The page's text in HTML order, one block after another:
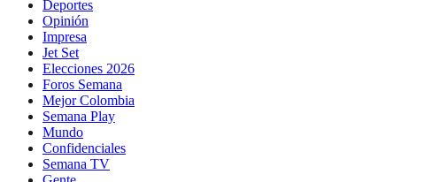
Deportes
Opinión
Impresa
Jet Set
Elecciones 2026
Foros Semana
Mejor Colombia
Semana Play
Mundo
Confidenciales
Semana TV